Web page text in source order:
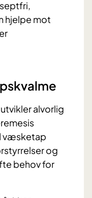
hjelpe mot
alvorlig
væsketap
og
behov for